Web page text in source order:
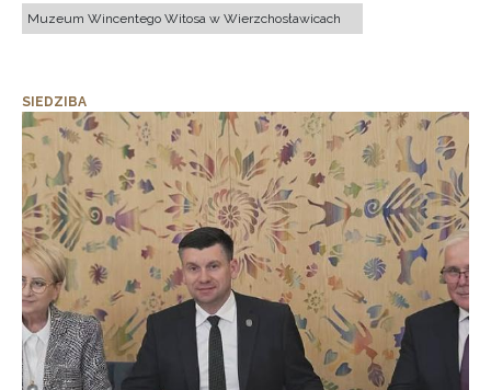
Muzeum Wincentego Witosa w Wierzchosławicach
SIEDZIBA